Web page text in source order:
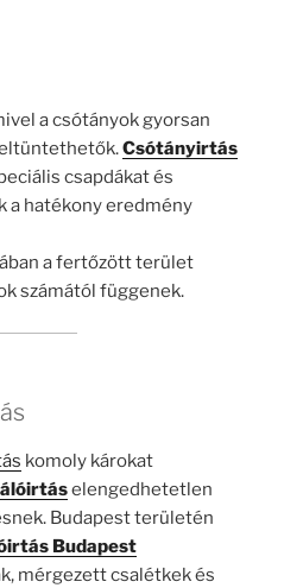
a csótányok gyorsan
Csótányirtás
csapdákat és
a hatékony eredmény
a fertőzött terület
számától függenek.
komoly károkat
elengedhetetlen
Budapest területén
Budapest
mérgezett csalétkek és